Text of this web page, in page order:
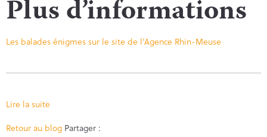
Plus d’informations
Les balades énigmes sur le site de l’Agence Rhin-Meuse
Lire la suite
Retour au blog Partager :